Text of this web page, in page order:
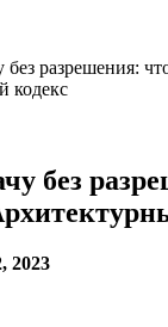
без разрешения:
кодекс
без
2023